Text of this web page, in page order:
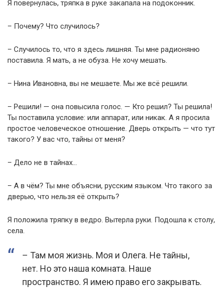
Я повернулась, тряпка в руке закапала на подоконник.
– Почему? Что случилось?
– Случилось то, что я здесь лишняя. Ты мне радионяню
поставила. Я мать, а не обуза. Не хочу мешать.
– Нина Ивановна, вы не мешаете. Мы же всё решили.
– Решили! — она повысила голос. — Кто решил? Ты решила!
Ты поставила условие: или аппарат, или никак. А я просила
простое человеческое отношение. Дверь открыть — что тут
такого? У вас что, тайны от меня?
– Дело не в тайнах…
– А в чём? Ты мне объясни, русским языком. Что такого за
дверью, что нельзя её открыть?
Я положила тряпку в ведро. Вытерла руки. Подошла к столу,
села.
– Там моя жизнь. Моя и Олега. Не тайны,
нет. Но это наша комната. Наше
пространство. Я имею право его закрывать.